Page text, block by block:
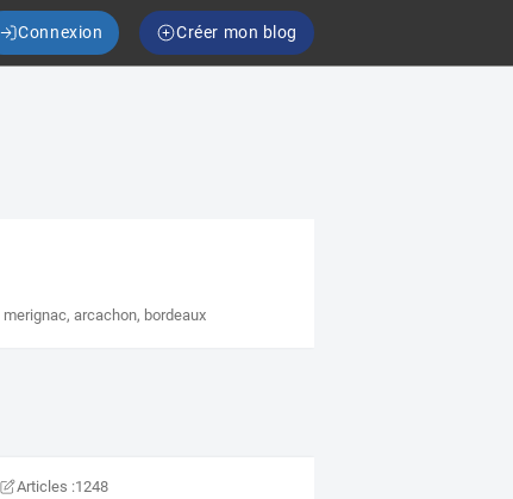
Connexion Créer mon blog
merignac,arcachon, bordeaux
Articles :1248